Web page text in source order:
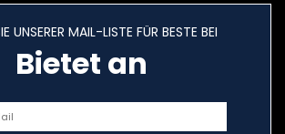
UNSERER MAIL-LISTE FÜR BESTE BEI
Bietet an